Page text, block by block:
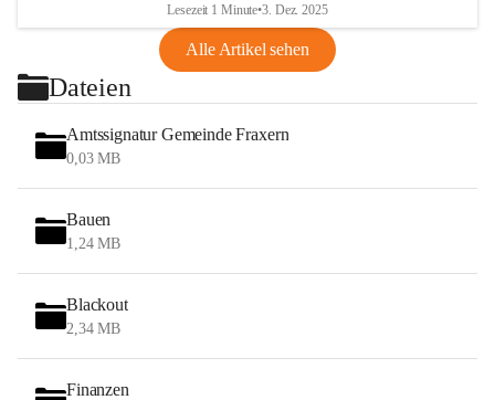
Lesezeit 1 Minute•3. Dez. 2025
Alle Artikel sehen
Dateien
Amtssignatur Gemeinde Fraxern
0,03 MB
Bauen
1,24 MB
Blackout
2,34 MB
Finanzen